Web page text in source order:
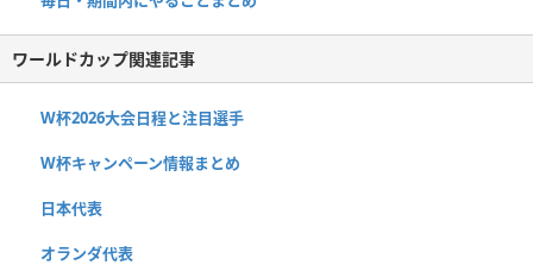
ワールドカップ関連記事
W杯2026大会日程と注目選手
W杯キャンペーン情報まとめ
日本代表
オランダ代表